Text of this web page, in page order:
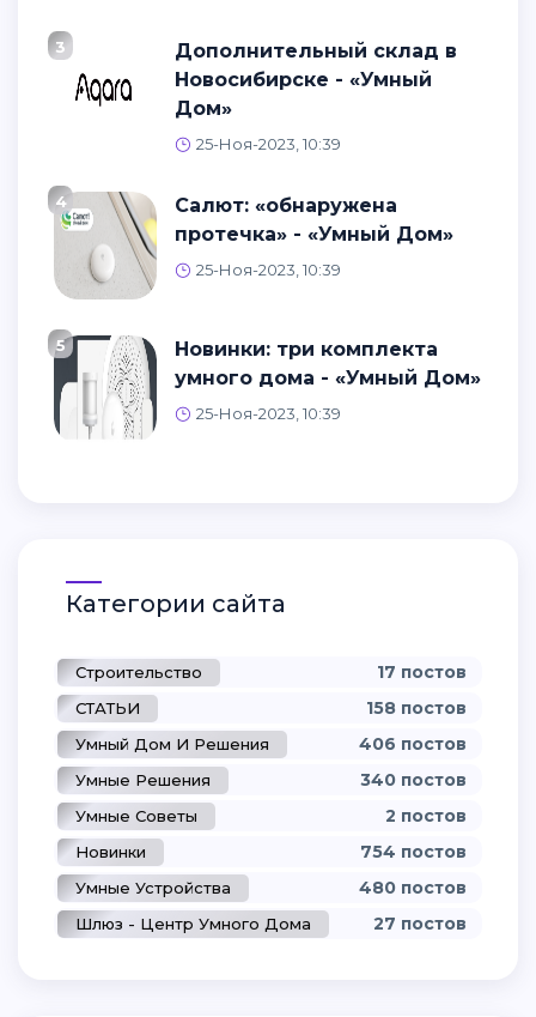
3
Дополнительный склад в
Новосибирске - «Умный
Дом»
25-Ноя-2023, 10:39
4
Салют: «обнаружена
протечка» - «Умный Дом»
25-Ноя-2023, 10:39
5
Новинки: три комплекта
умного дома - «Умный Дом»
25-Ноя-2023, 10:39
Категории сайта
Строительство 17 постов
СТАТЬИ 158 постов
Умный Дом И Решения 406 постов
Умные Решения 340 постов
Умные Советы 2 постов
Новинки 754 постов
Умные Устройства 480 постов
Шлюз - Центр Умного Дома 27 постов